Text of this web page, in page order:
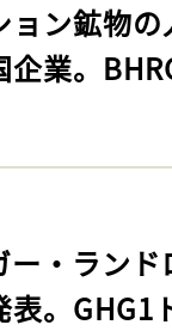
ョン鉱物
企業。
ー・ラン
。GHG1